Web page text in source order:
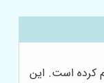
کرده است. این